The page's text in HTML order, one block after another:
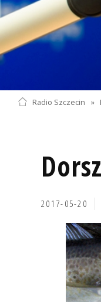
Radio Szczecin »
2017-05-20